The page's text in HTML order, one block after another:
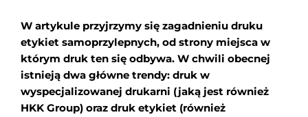
W artykule przyjrzymy się zagadnieniu druku
etykiet samoprzylepnych, od strony miejsca w
którym druk ten się odbywa. W chwili obecnej
istnieją dwa główne trendy: druk w
wyspecjalizowanej drukarni (jaką jest również
HKK Group) oraz druk etykiet (również